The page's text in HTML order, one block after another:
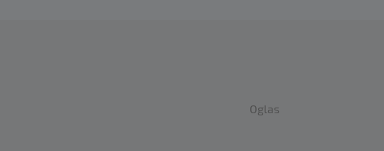
Oglas